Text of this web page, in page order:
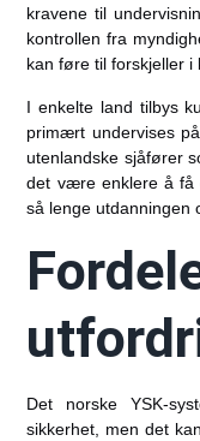
kravene til
kontrollen fra
kan føre til forskjeller i
I enkelte land tilbys
primært undervises
utenlandske sjåfører
det være enklere å få
så lenge utdanningen
Det norske YSK-
sikkerhet, men det